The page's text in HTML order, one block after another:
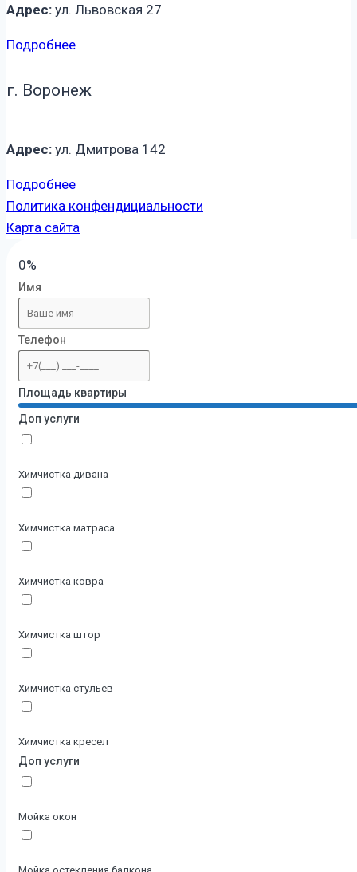
Адрес: ул. Львовская 27
Подробнее
г. Воронеж
Адрес: ул. Дмитрова 142
Подробнее
Политика конфендициальности
Карта сайта
0%
Имя
Телефон
Площадь квартиры
Доп услуги
Химчистка дивана
Химчистка матраса
Химчистка ковра
Химчистка штор
Химчистка стульев
Химчистка кресел
Доп услуги
Мойка окон